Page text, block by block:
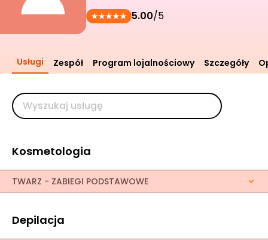
5.00/5
Usługi Zespół Program lojalnościowy Szczegóły
Kosmetologia
TWARZ - ZABIEGI PODSTAWOWE
Depilacja